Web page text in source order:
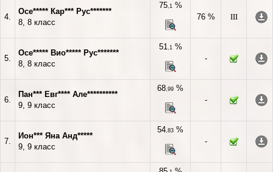
4.
Осе***** Кар*** Рус*******
8, 8 класс
75,1%
76 %
III
5.
Осе***** Вио***** Рус*******
8, 8 класс
51,1%
-
6.
Пан*** Евг**** Але**********
9, 9 класс
68,99 %
-
7.
Ион*** Яна Анд*****
9, 9 класс
54,83 %
-